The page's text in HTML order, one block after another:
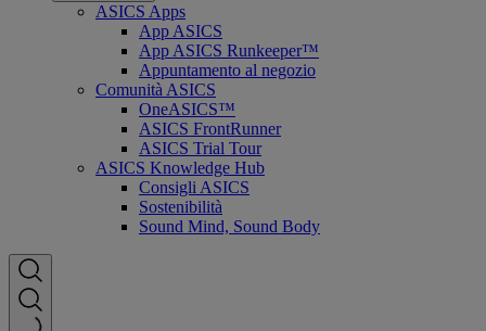
ASICS Apps
App ASICS
App ASICS Runkeeper™
Appuntamento al negozio
Comunità ASICS
OneASICS™
ASICS FrontRunner
ASICS Trial Tour
ASICS Knowledge Hub
Consigli ASICS
Sostenibilità
Sound Mind, Sound Body